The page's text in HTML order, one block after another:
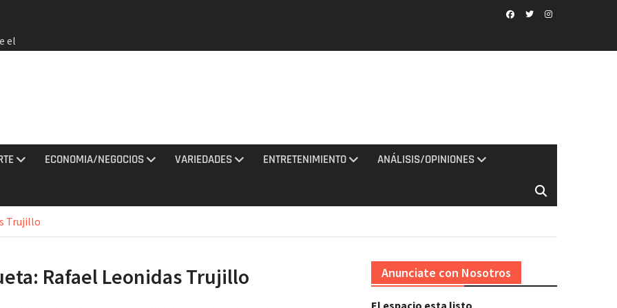
el
e
ECONOMIA/NEGOCIOS VARIEDADES ENTRETENIMIENTO ANÁLISIS/OPINIONES
Trujillo
Rafael Leonidas Trujillo Anunciate con Nosotros
El espacio esta listo